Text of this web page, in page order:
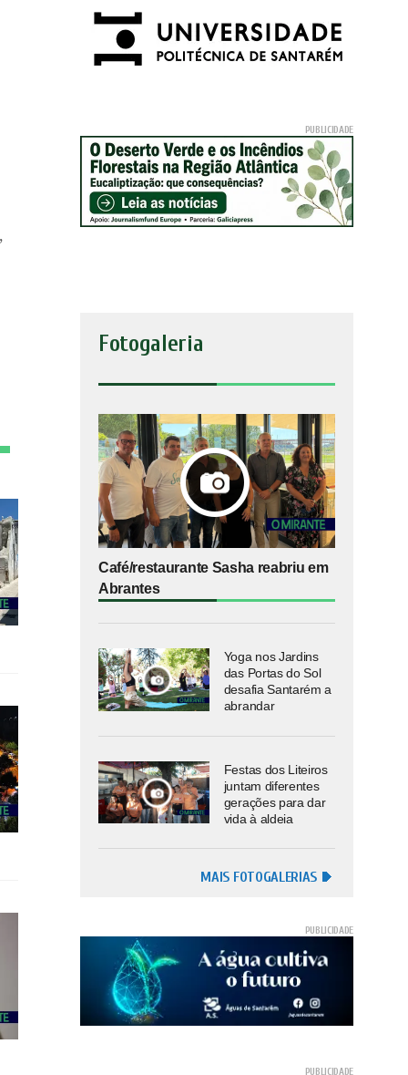
Fotogaleria
Café/restaurante Sasha reabriu em
Abrantes
Yoga nos Jardins
das Portas do Sol
desafia Santarém a
abrandar
Festas dos Liteiros
juntam diferentes
gerações para dar
vida à aldeia
MAIS FOTOGALERIAS